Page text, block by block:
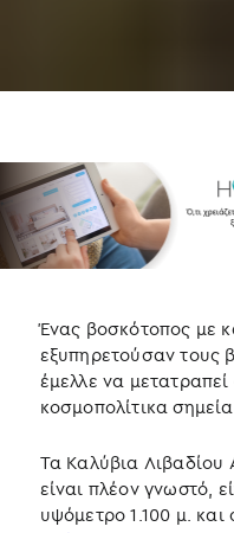
b
k
t
e
Ένας βοσκότοπος με
εξυπηρετούσαν τους
έμελλε να
κοσμοπολίτικα
Τα Καλύβια
είναι πλέον γνωστό,
υψόμετρο 1.100 μ.